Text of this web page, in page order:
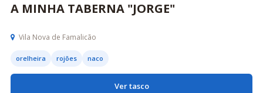
A MINHA TABERNA "JORGE"
Vila Nova de Famalicão
orelheira rojões naco
Ver tasco